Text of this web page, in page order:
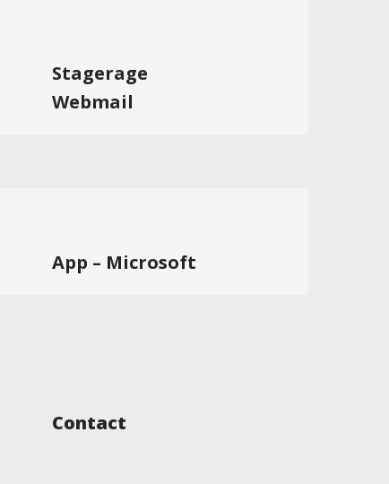
Stagerage
Webmail
App – Microsoft
Contact